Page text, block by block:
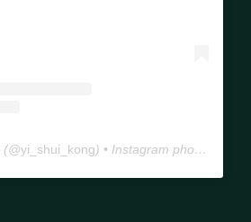
(@yi_shui_kong) • Instagram photos and videos